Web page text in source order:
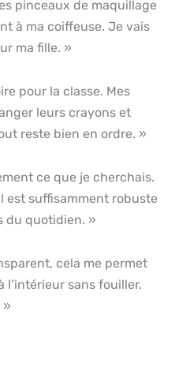
pinceaux de maquillage
à ma coiffeuse. Je vais
ma fille. »
pour la classe. Mes
leurs crayons et
reste bien en ordre. »
ce que je cherchais.
est suffisamment robuste
du quotidien. »
cela me permet
l’intérieur sans fouiller.
»